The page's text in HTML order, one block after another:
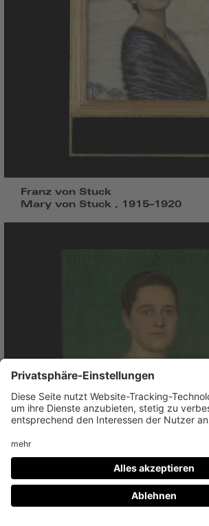
Franz von Stuck
Mary von Stuck , 1915–1920